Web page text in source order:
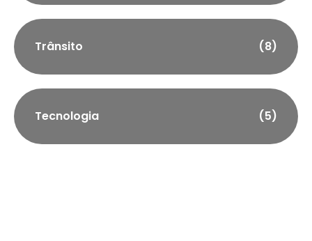
Trânsito (8)
Tecnologia (5)